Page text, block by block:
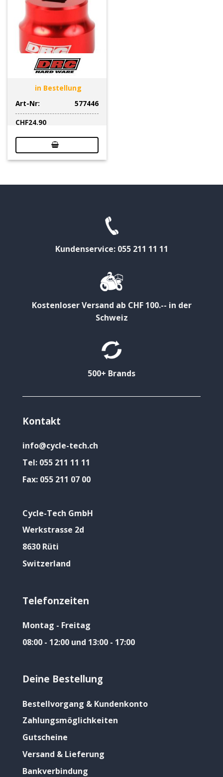
in Bestellung
Art-Nr:
577446
CHF24.90
Kundenservice: 055 211 11 11
Kostenloser Versand ab CHF 100.-- in der
Schweiz
500+ Brands
Kontakt
info@cycle-tech.ch
Tel: 055 211 11 11
Fax: 055 211 07 00
Cycle-Tech GmbH
Werkstrasse 2d
8630 Rüti
Switzerland
Telefonzeiten
Montag - Freitag
08:00 - 12:00 und 13:00 - 17:00
Deine Bestellung
Bestellvorgang & Kundenkonto
Zahlungsmöglichkeiten
Gutscheine
Versand & Lieferung
Bankverbindung